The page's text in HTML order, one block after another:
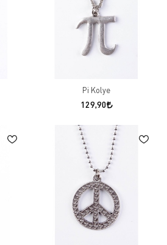
Pi Kolye
129,90